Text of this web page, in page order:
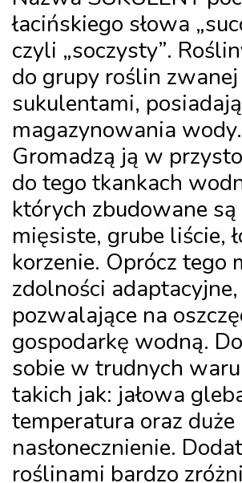
łacińskiego słowa
czyli „soczysty”.
do grupy roślin zwanej
sukulentami,
magazynowania wody.
Gromadzą ją w
do tego tkankach
których zbudowane są
mięsiste, grube liście,
korzenie. Oprócz tego
zdolności adaptacyjne,
pozwalające na
gospodarkę wodną.
sobie w trudnych
takich jak: jałowa
temperatura oraz duże
nasłonecznienie.
roślinami bardzo